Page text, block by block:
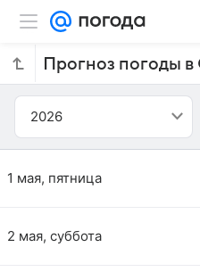
2026
1 мая, пятница
2 мая, суббота